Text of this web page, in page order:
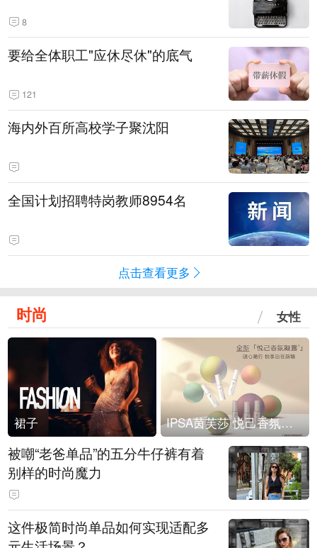
8
要给全体职工"应休尽休"的底气
121
海内外百所高校学子聚沈阳
全国计划招聘特岗教师8954名
点击查看更多
时尚 女性
裙子 IPSA茵芙莎 悦己香氛凝露上市
被嘲“老爸单品”的五分牛仔裤有着
别样的时尚魔力
这件极简时尚单品如何实现适配多